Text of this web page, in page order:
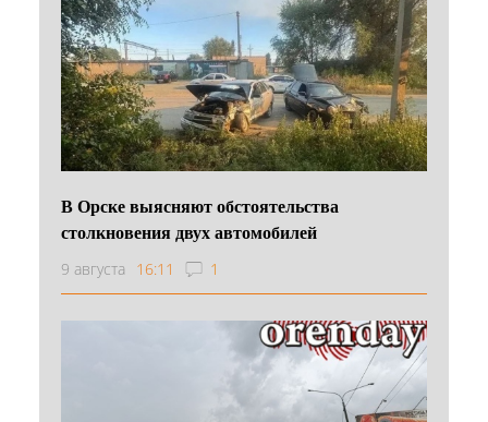
В Орске выясняют обстоятельства
столкновения двух автомобилей
9 августа 16:11 1